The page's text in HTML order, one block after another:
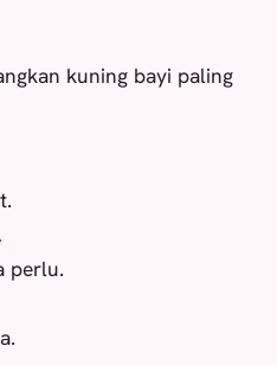
kuning bayi paling
perlu.